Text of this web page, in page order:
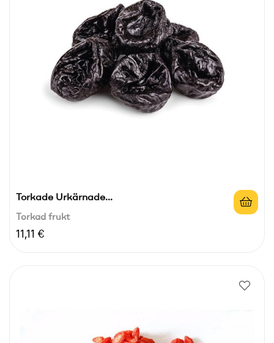
Torkade Urkärnade...
Torkad frukt
Pris
11,11 €